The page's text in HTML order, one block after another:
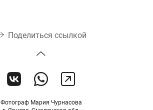
Поделиться ссылкой
Фотограф Мария Чурнасова